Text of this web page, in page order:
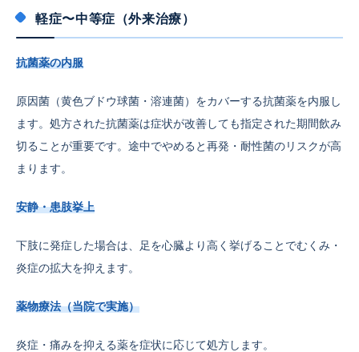
軽症〜中等症（外来治療）
抗菌薬の内服
原因菌（黄色ブドウ球菌・溶連菌）をカバーする抗菌薬を内服し
ます。処方された抗菌薬は症状が改善しても指定された期間飲み
切ることが重要です。途中でやめると再発・耐性菌のリスクが高
まります。
安静・患肢挙上
下肢に発症した場合は、足を心臓より高く挙げることでむくみ・
炎症の拡大を抑えます。
薬物療法（当院で実施）
炎症・痛みを抑える薬を症状に応じて処方します。